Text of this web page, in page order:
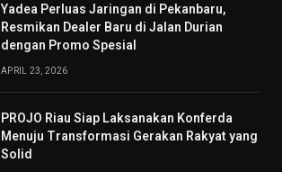
Yadea Perluas Jaringan di Pekanbaru,
Resmikan Dealer Baru di Jalan Durian
dengan Promo Spesial
APRIL 23, 2026
PROJO Riau Siap Laksanakan Konferda
Menuju Transformasi Gerakan Rakyat yang
Solid